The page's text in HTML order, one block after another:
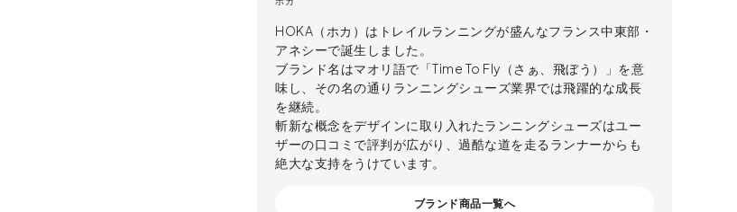
HOKA（ホカ）はトレイルランニングが盛んなフランス中東部・
アネシーで誕生しました。
ブランド名はマオリ語で「Time To Fly（さぁ、飛ぼう）」を意
味し、その名の通りランニングシューズ業界では飛躍的な成長
を継続。
斬新な概念をデザインに取り入れたランニングシューズはユー
ザーの口コミで評判が広がり、過酷な道を走るランナーからも
絶大な支持をうけています。
ブランド商品一覧へ